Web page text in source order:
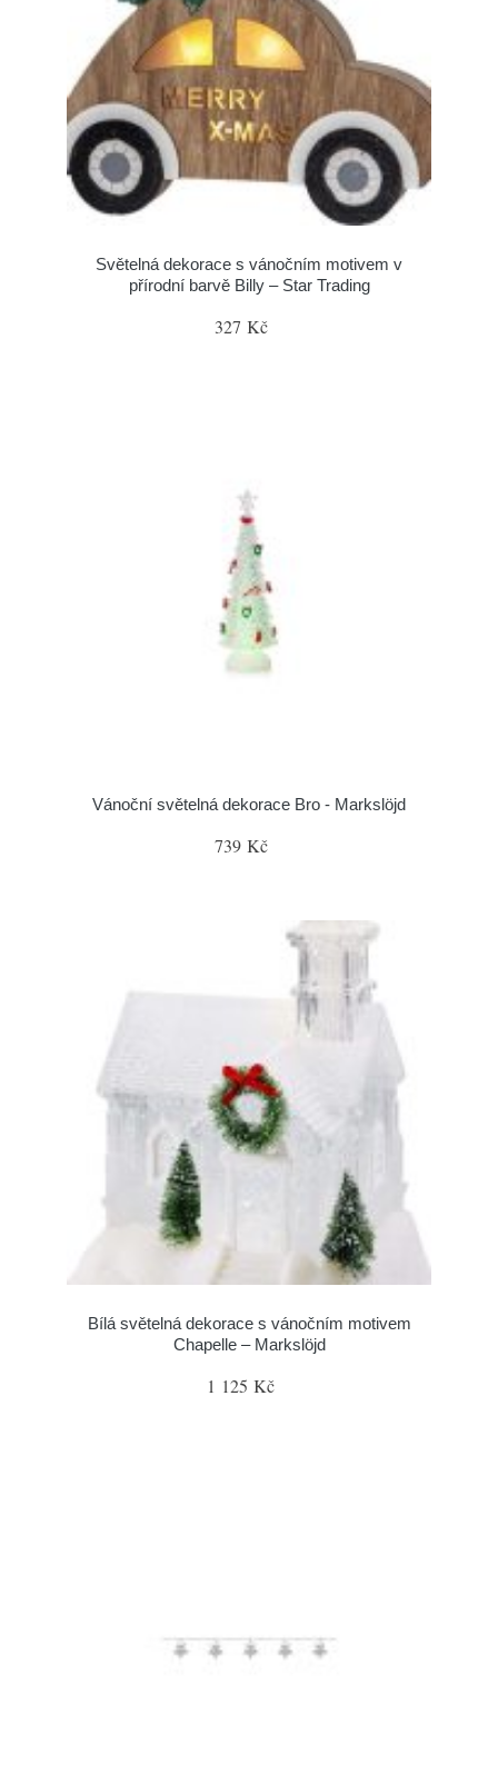
Světelná dekorace s vánočním motivem v
přírodní barvě Billy – Star Trading
327 Kč
Vánoční světelná dekorace Bro - Markslöjd
739 Kč
Bílá světelná dekorace s vánočním motivem
Chapelle – Markslöjd
1 125 Kč